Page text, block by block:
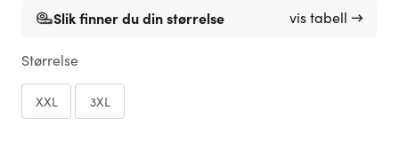
Slik finner du din størrelse vis tabell →
Størrelse
XXL 3XL